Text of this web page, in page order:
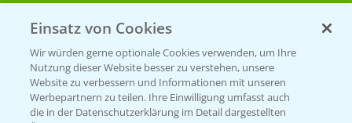
KONTAKT
Hilfe in Notfällen
T.+49 (0)214/30-20220
Einsatz von Cookies
Wir würden gerne optionale Cookies verwenden, um Ihre
Nutzung dieser Website besser zu verstehen, unsere
Website zu verbessern und Informationen mit unseren
Werbepartnern zu teilen. Ihre Einwilligung umfasst auch
die in der Datenschutzerklärung im Detail dargestellten